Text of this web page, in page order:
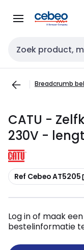
naar
naar
Zoekveld invoer
Breadcrumb
CATU -
230V -
Kopiëren
Ref Cebeo AT5205
Log in of maak
bestelinformatie